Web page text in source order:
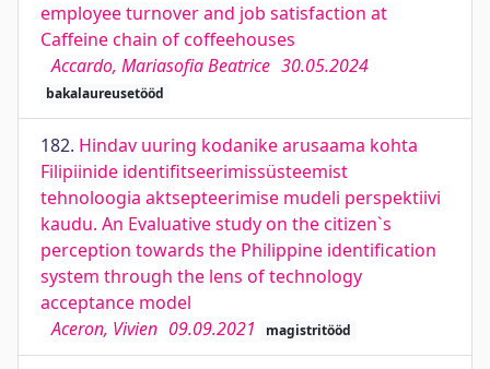
employee turnover and job satisfaction at
Caffeine chain of coffeehouses
Accardo, Mariasofia Beatrice 30.05.2024
bakalaureusetööd
182. Hindav uuring kodanike arusaama kohta
Filipiinide identifitseerimissüsteemist
tehnoloogia aktsepteerimise mudeli perspektiivi
kaudu. An Evaluative study on the citizen`s
perception towards the Philippine identification
system through the lens of technology
acceptance model
Aceron, Vivien 09.09.2021 magistritööd